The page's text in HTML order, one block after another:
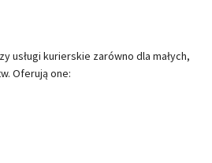
usługi kurierskie zarówno dla małych,
Oferują one: